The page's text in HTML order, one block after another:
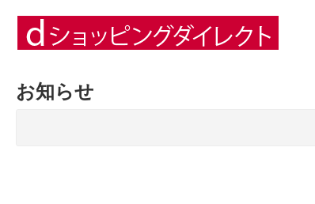
お知らせ